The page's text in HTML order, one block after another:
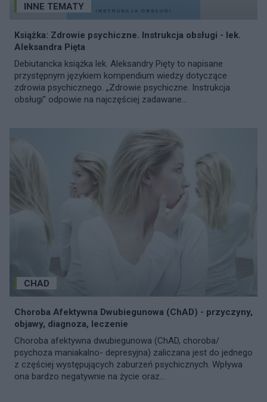
INNE TEMATY
Książka: Zdrowie psychiczne. Instrukcja obsługi - lek.
Aleksandra Pięta
Debiutancka książka lek. Aleksandry Pięty to napisane
przystępnym językiem kompendium wiedzy dotyczące
zdrowia psychicznego. „Zdrowie psychiczne. Instrukcja
obsługi” odpowie na najczęściej zadawane...
CHAD
Choroba Afektywna Dwubiegunowa (ChAD) - przyczyny,
objawy, diagnoza, leczenie
Choroba afektywna dwubiegunowa (ChAD, choroba/
psychoza maniakalno- depresyjna) zaliczana jest do jednego
z częściej występujących zaburzeń psychicznych. Wpływa
ona bardzo negatywnie na życie oraz...